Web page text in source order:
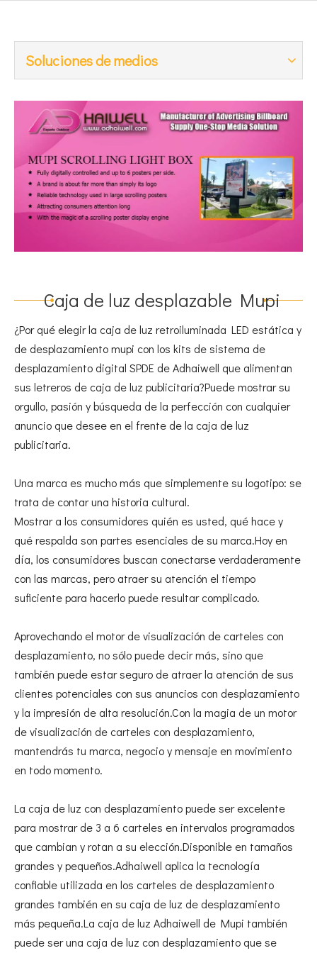
Soluciones de medios
Caja de luz desplazable Mupi
¿Por qué elegir la caja de luz retroiluminada LED estática y
de desplazamiento mupi con los kits de sistema de
desplazamiento digital SPDE de Adhaiwell que alimentan
sus letreros de caja de luz publicitaria?Puede mostrar su
orgullo, pasión y búsqueda de la perfección con cualquier
anuncio que desee en el frente de la caja de luz
publicitaria.
Una marca es mucho más que simplemente su logotipo: se
trata de contar una historia cultural.
Mostrar a los consumidores quién es usted, qué hace y
qué respalda son partes esenciales de su marca.Hoy en
día, los consumidores buscan conectarse verdaderamente
con las marcas, pero atraer su atención el tiempo
suficiente para hacerlo puede resultar complicado.
Aprovechando el motor de visualización de carteles con
desplazamiento, no sólo puede decir más, sino que
también puede estar seguro de atraer la atención de sus
clientes potenciales con sus anuncios con desplazamiento
y la impresión de alta resolución.Con la magia de un motor
de visualización de carteles con desplazamiento,
mantendrás tu marca, negocio y mensaje en movimiento
en todo momento.
La caja de luz con desplazamiento puede ser excelente
para mostrar de 3 a 6 carteles en intervalos programados
que cambian y rotan a su elección.Disponible en tamaños
grandes y pequeños.Adhaiwell aplica la tecnología
confiable utilizada en los carteles de desplazamiento
grandes también en su caja de luz de desplazamiento
más pequeña.La caja de luz Adhaiwell de Mupi también
puede ser una caja de luz con desplazamiento que se